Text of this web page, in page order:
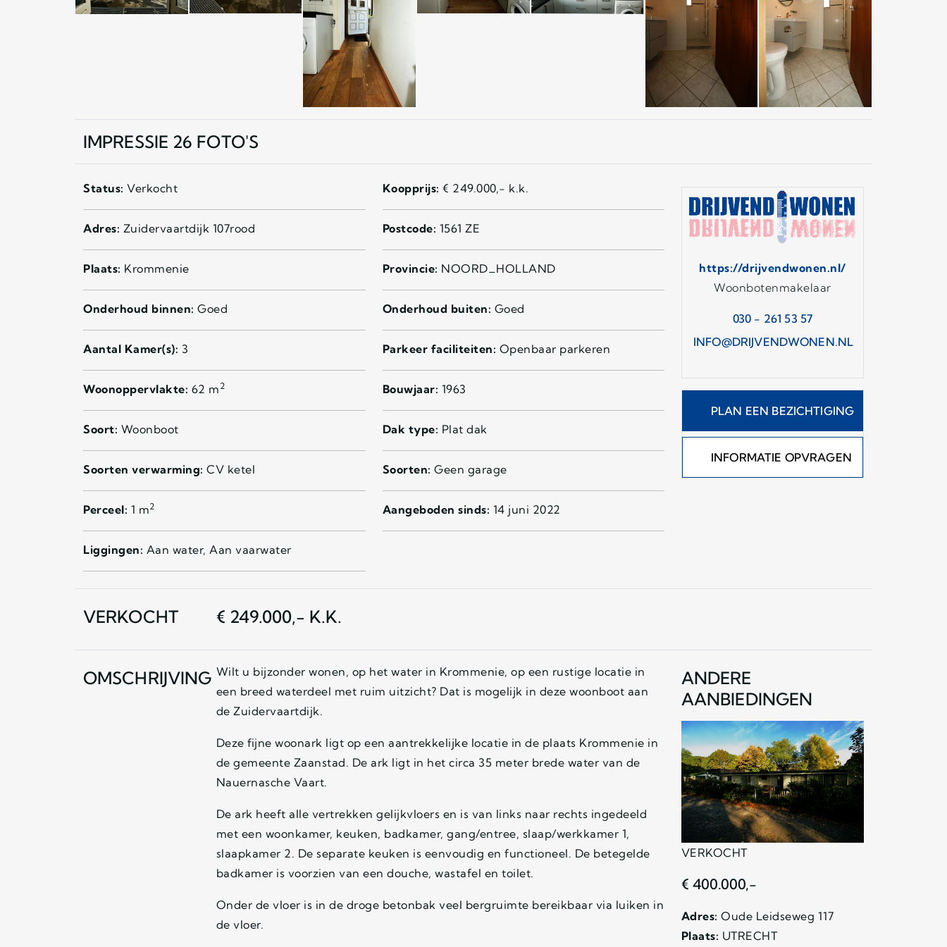
IMPRESSIE 26 FOTO'S
Status: Verkocht Koopprijs: € 249.000,- k.k.
Adres: Zuidervaartdijk 107rood Postcode: 1561 ZE
Plaats: Krommenie Provincie: NOORD_HOLLAND
Onderhoud binnen: Goed Onderhoud buiten: Goed
Aantal Kamer(s): 3 Parkeer faciliteiten: Openbaar parkeren
Woonoppervlakte: 62 m 2 Bouwjaar: 1963
Soort: Woonboot Dak type: Plat dak
Soorten verwarming: CV ketel Soorten: Geen garage
Perceel: 1 m2 Aangeboden sinds: 14 juni 2022
Liggingen: Aan water, Aan vaarwater
https://drijvendwonen.nl/
Woonbotenmakelaar
030 - 261 53 57
INFO@DRIJVENDWONEN.NL
PLAN EEN BEZICHTIGING
INFORMATIE OPVRAGEN
VERKOCHT € 249.000,- K.K.
OMSCHRIJVING Wilt u bijzonder wonen, op het water in Krommenie, op een rustige locatie in
een breed waterdeel met ruim uitzicht? Dat is mogelijk in deze woonboot aan
de Zuidervaartdijk.
Deze fijne woonark ligt op een aantrekkelijke locatie in de plaats Krommenie in
de gemeente Zaanstad. De ark ligt in het circa 35 meter brede water van de
Nauernasche Vaart.
De ark heeft alle vertrekken gelijkvloers en is van links naar rechts ingedeeld
met een woonkamer, keuken, badkamer, gang/entree, slaap/werkkamer 1,
slaapkamer 2. De separate keuken is eenvoudig en functioneel. De betegelde
badkamer is voorzien van een douche, wastafel en toilet.
Onder de vloer is in de droge betonbak veel bergruimte bereikbaar via luiken in
de vloer.
ANDERE
AANBIEDINGEN
VERKOCHT
€ 400.000,-
Adres: Oude Leidseweg 117
Plaats: UTRECHT